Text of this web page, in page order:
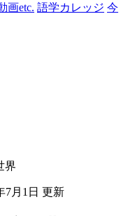
画etc. 語学カレッジ 今
界
7月1日 更新